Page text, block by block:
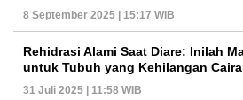
8 September 2025 | 15:17 WIB
Rehidrasi Alami Saat Diare: Inilah
untuk Tubuh yang Kehilangan
31 Juli 2025 | 11:58 WIB